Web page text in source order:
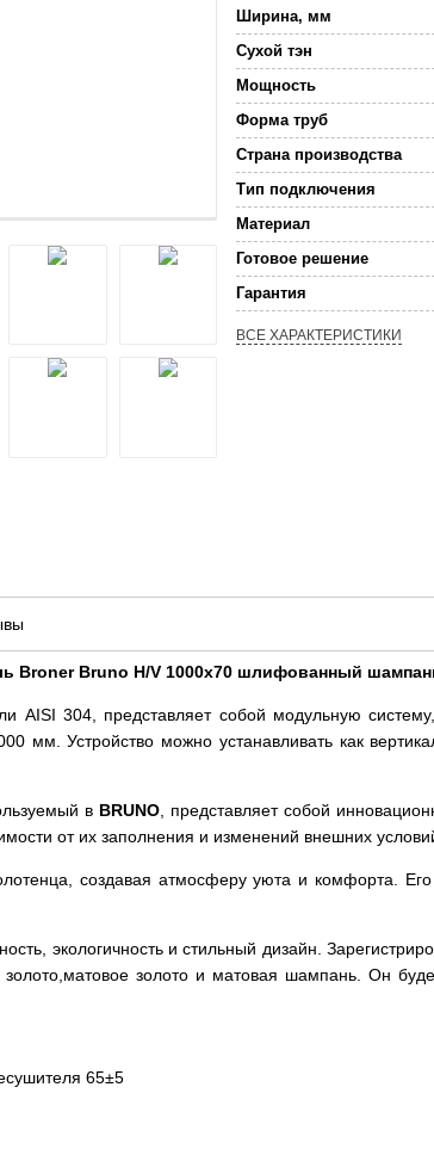
Ширина, мм
Сухой тэн
Мощность
Форма труб
Страна производства
Тип подключения
Материал
Готовое решение
Гарантия
ВСЕ ХАРАКТЕРИСТИКИ
Broner Bruno H/V 1000x70 шлифованный
AISI 304, представляет собой модульную
Устройство можно устанавливать как
в BRUNO , представляет собой
от их заполнения и изменений внешних
создавая атмосферу уюта и комфорта.
экологичность и стильный дизайн.
золото,матовое золото и матовая шампань. Он
65±5